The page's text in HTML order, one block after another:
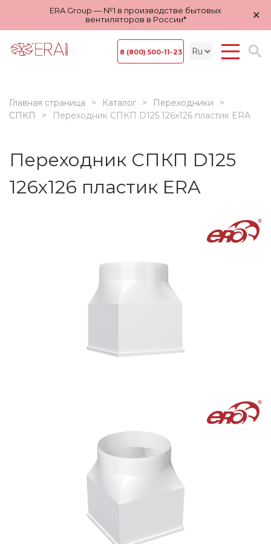
ERA Group — №1 в производстве бытовых
вентиляторов в России*
×
8 (800) 500-11-23
Главная страница Каталог
Переходники
СПКП
Переходник СПКП D125 126х126 пластик ERA
Переходник СПКП D125
126х126 пластик ERA